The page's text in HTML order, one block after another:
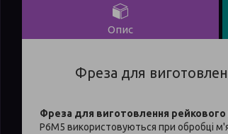
Опис
Фреза для
Фреза для виготовлення рейкового
Р6М5 використовуються при обробці